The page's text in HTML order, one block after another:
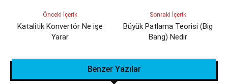
Önceki İçerik
Katalitik Konvertör Ne işe
Yarar
Sonraki İçerik
Büyük Patlama Teorisi (Big
Bang) Nedir
Benzer Yazılar